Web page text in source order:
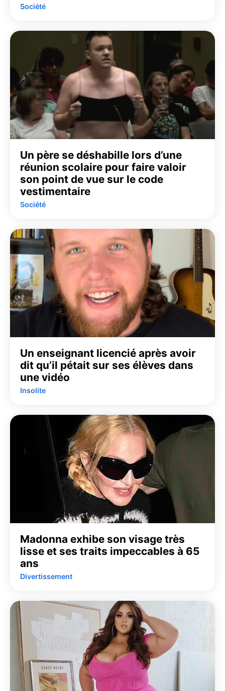
Société
Un père se déshabille lors d’une
réunion scolaire pour faire valoir
son point de vue sur le code
vestimentaire
Société
Un enseignant licencié après avoir
dit qu’il pétait sur ses élèves dans
une vidéo
Insolite
Madonna exhibe son visage très
lisse et ses traits impeccables à 65
ans
Divertissement